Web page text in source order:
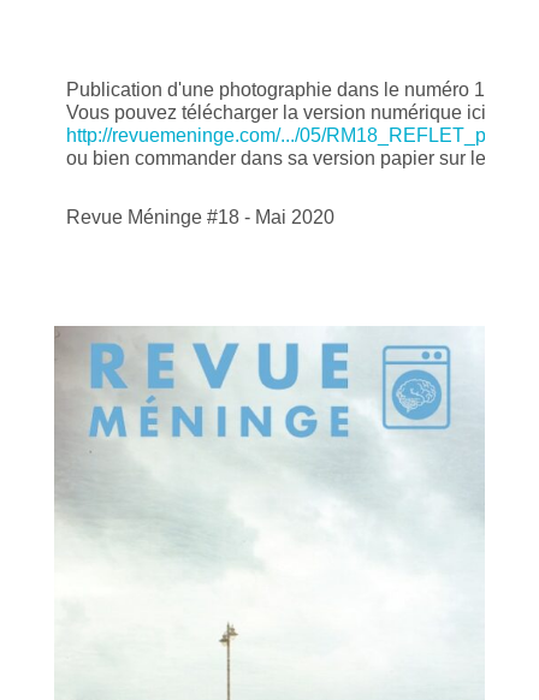
Publication d'une photographie dans le numéro 18 de
http://revuemeninge.com/.../05/
ou bien commander dans sa version papier sur le site.
Revue Méninge #18 - Mai 2020